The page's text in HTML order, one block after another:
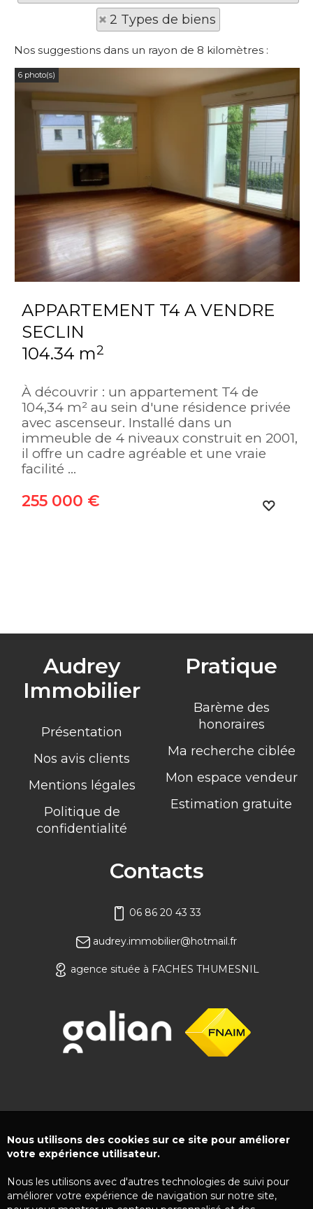
2 Types de biens
Nos suggestions dans un rayon de 8 kilomètres :
6 photo(s)
APPARTEMENT T4 A VENDRE
SECLIN
104.34 m2
255 000 €
À découvrir : un appartement T4 de
104,34 m² au sein d'une résidence privée
avec ascenseur. Installé dans un
immeuble de 4 niveaux construit en 2001,
il offre un cadre agréable et une vraie
facilité ...
Audrey
Immobilier
Présentation
Nos avis clients
Mentions légales
Politique de
confidentialité
Pratique
Barème des
honoraires
Ma recherche ciblée
Mon espace vendeur
Estimation gratuite
Contacts
06 86 20 43 33
audrey.immobilier@hotmail.fr
agence située à FACHES THUMESNIL
Nous utilisons des cookies sur ce site pour améliorer
votre expérience utilisateur.
Nous les utilisons avec d'autres technologies de suivi pour
améliorer votre expérience de navigation sur notre site,